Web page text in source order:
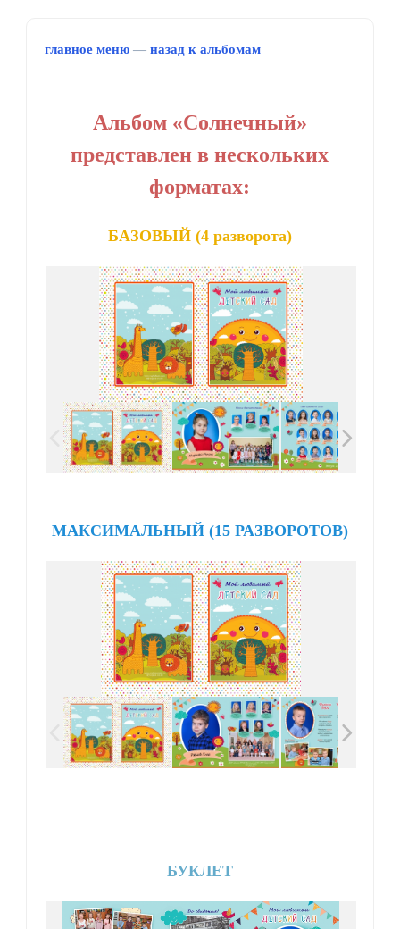
главное меню— назад к альбомам
Альбом «Солнечный»
представлен в нескольких
форматах:
БАЗОВЫЙ (4 разворота)
МАКСИМАЛЬНЫЙ (15 РАЗВОРОТОВ)
БУКЛЕТ